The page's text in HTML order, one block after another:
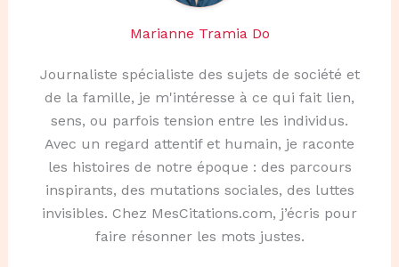
Marianne Tramia Do
Journaliste spécialiste des sujets de société et
de la famille, je m'intéresse à ce qui fait lien,
sens, ou parfois tension entre les individus.
Avec un regard attentif et humain, je raconte
les histoires de notre époque : des parcours
inspirants, des mutations sociales, des luttes
invisibles. Chez MesCitations.com, j’écris pour
faire résonner les mots justes.